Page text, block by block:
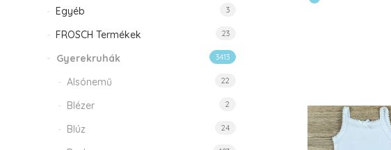
Egyéb 3
FROSCH Termékek 23
Gyerekruhák 3413
Alsónemű 22
Blézer 2
Blúz 24